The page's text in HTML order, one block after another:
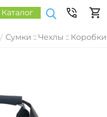
Каталог
/ Сумки :: Чехлы :: Коробки